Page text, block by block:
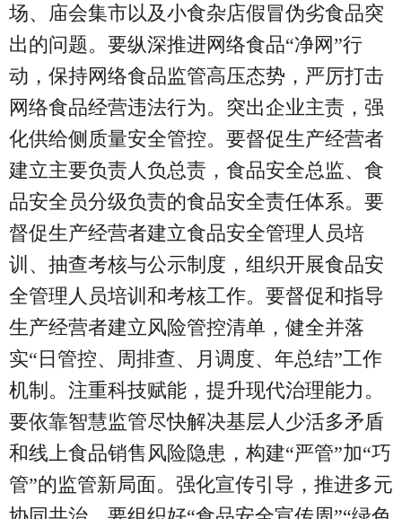
场、庙会集市以及小食杂店假冒伪劣食品突
出的问题。要纵深推进网络食品“净网”行
动，保持网络食品监管高压态势，严厉打击
网络食品经营违法行为。突出企业主责，强
化供给侧质量安全管控。要督促生产经营者
建立主要负责人负总责，食品安全总监、食
品安全员分级负责的食品安全责任体系。要
督促生产经营者建立食品安全管理人员培
训、抽查考核与公示制度，组织开展食品安
全管理人员培训和考核工作。要督促和指导
生产经营者建立风险管控清单，健全并落
实“日管控、周排查、月调度、年总结”工作
机制。注重科技赋能，提升现代治理能力。
要依靠智慧监管尽快解决基层人少活多矛盾
和线上食品销售风险隐患，构建“严管”加“巧
管”的监管新局面。强化宣传引导，推进多元